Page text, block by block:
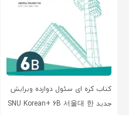
کتاب کره ای سئول دوازده ویرایش
جدید SNU Korean+ 6B 서울대 한